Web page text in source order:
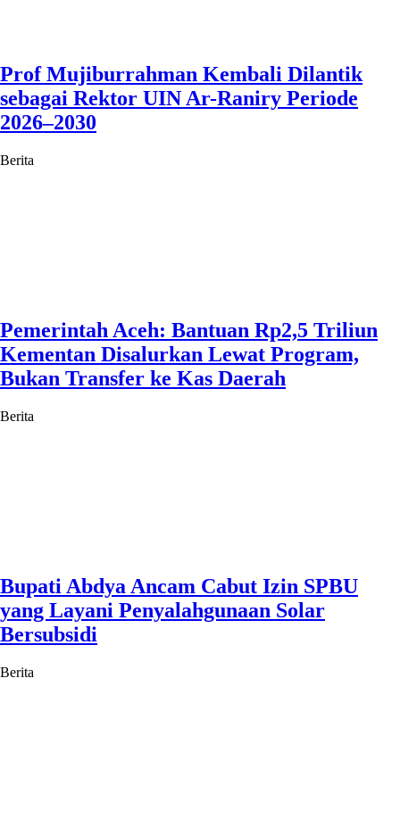
Prof Mujiburrahman Kembali Dilantik
sebagai Rektor UIN Ar-Raniry Periode
2026–2030
Berita
Pemerintah Aceh: Bantuan Rp2,5 Triliun
Kementan Disalurkan Lewat Program,
Bukan Transfer ke Kas Daerah
Berita
Bupati Abdya Ancam Cabut Izin SPBU
yang Layani Penyalahgunaan Solar
Bersubsidi
Berita